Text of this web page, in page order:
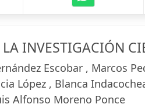
INVESTIGACIÓN
Escobar , Marcos
López , Blanca
Alfonso Moreno Ponce